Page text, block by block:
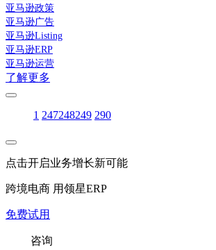
亚马逊政策
亚马逊广告
亚马逊Listing
亚马逊ERP
亚马逊运营
了解更多
1 247248249 290
点击开启业务增长新可能
跨境电商 用领星ERP
免费试用
咨询